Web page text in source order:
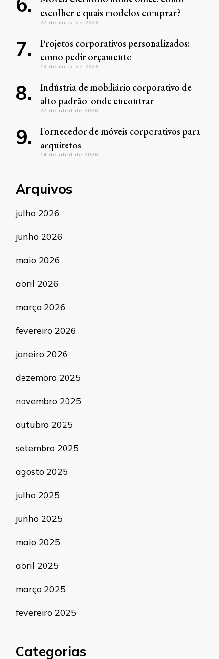
escolher e quais modelos comprar?
22 de maio de 2026
Projetos corporativos personalizados:
como pedir orçamento
13 de maio de 2026
Indústria de mobiliário corporativo de
alto padrão: onde encontrar
22 de abril de 2026
Fornecedor de móveis corporativos para
arquitetos
14 de abril de 2026
Arquivos
julho 2026
junho 2026
maio 2026
abril 2026
março 2026
fevereiro 2026
janeiro 2026
dezembro 2025
novembro 2025
outubro 2025
setembro 2025
agosto 2025
julho 2025
junho 2025
maio 2025
abril 2025
março 2025
fevereiro 2025
Categorias